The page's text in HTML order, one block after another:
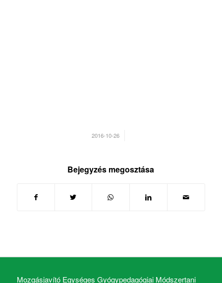
2016-10-26
/
Bejegyzés megosztása
Mozgásjavító Egységes Gyógypedagógiai Módszertani